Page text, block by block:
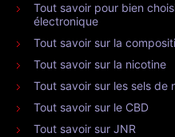
Tout savoir pour bien
électronique
Tout savoir sur la
Tout savoir sur la nicotine
Tout savoir sur les sels de
Tout savoir sur le CBD
Tout savoir sur JNR